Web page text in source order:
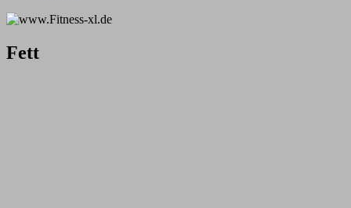
Fett